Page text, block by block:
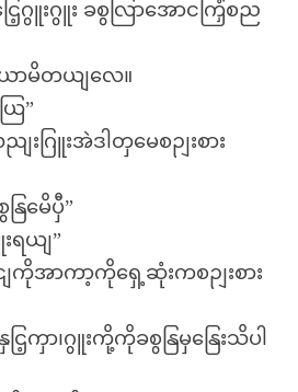
ဂွူးဂွူး ခစွလြာအောငကြှံစည
ယာမိတယျလေ။
ြ”
ဂြူးအဲဒါတှမေစဉျးစား
ြမေိပှီ”
းရယျ”
ရငျကိုအာကာ့ကိုရှေ့ဆုံးကစဉျးစား
ြ့ကှာ၊ဂွူးကို့ကိုခစွနြမှနြေးသိပါ